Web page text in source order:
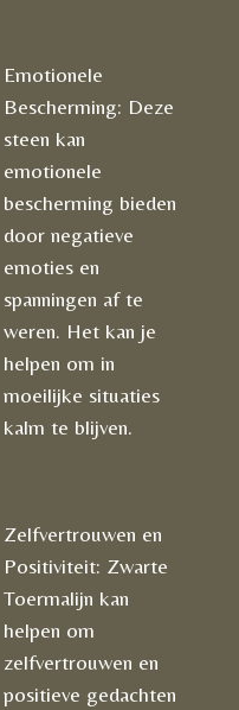
Emotionele
Bescherming: Deze
steen kan
emotionele
bescherming bieden
door negatieve
emoties en
spanningen af te
weren. Het kan je
helpen om in
moeilijke situaties
kalm te blijven.
Zelfvertrouwen en
Positiviteit: Zwarte
Toermalijn kan
helpen om
zelfvertrouwen en
positieve gedachten